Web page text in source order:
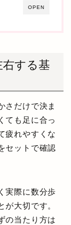
OPEN
する基
さだけで決ま
ても足に合っ
疲れやすくな
セットで確認
実際に数分歩
が大切です。
の当たり方は